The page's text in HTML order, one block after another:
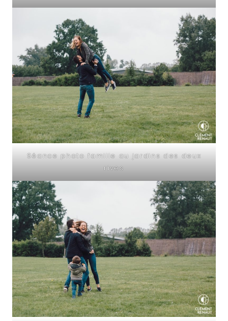
Séance photo famille au jardins des deux
rives